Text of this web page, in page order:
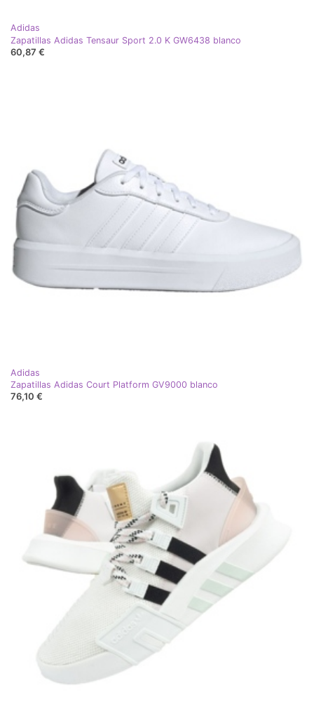
Adidas
Zapatillas Adidas Tensaur Sport 2.0 K GW6438 blanco
60,87 €
Adidas
Zapatillas Adidas Court Platform GV9000 blanco
76,10 €